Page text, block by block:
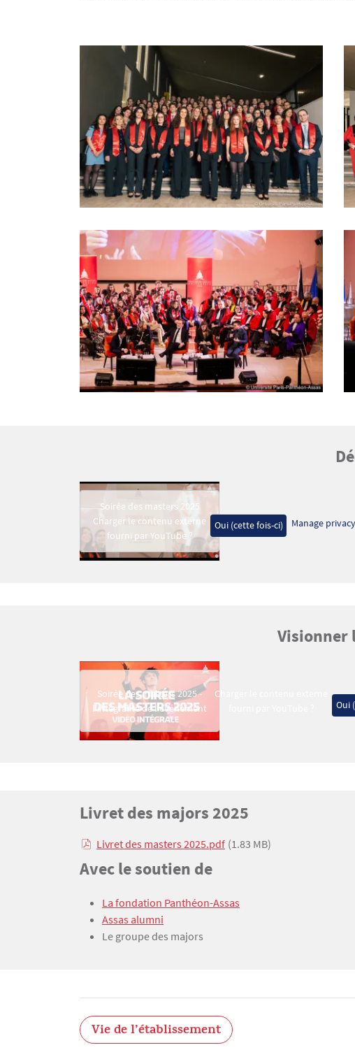
Video Mav
Soirée des masters 2025
Charger le contenu externe
fourni parYouTube ?
Oui (cette fois-ci) Manage
Visionner
Video Mav
Soirée des masters 2025 -
l'intégralité de l'événement
Charger le contenu externe
Oui
Bloc(s) libre(s)
Titre
Livret des majors 2025
TexteLivret des masters 2025.pdf (1.83 MB)
Titre
Avec le soutien de
TexteLa fondation Panthéon-Assas
Assas alumni
Le groupe des majors
Vie de l’établissement